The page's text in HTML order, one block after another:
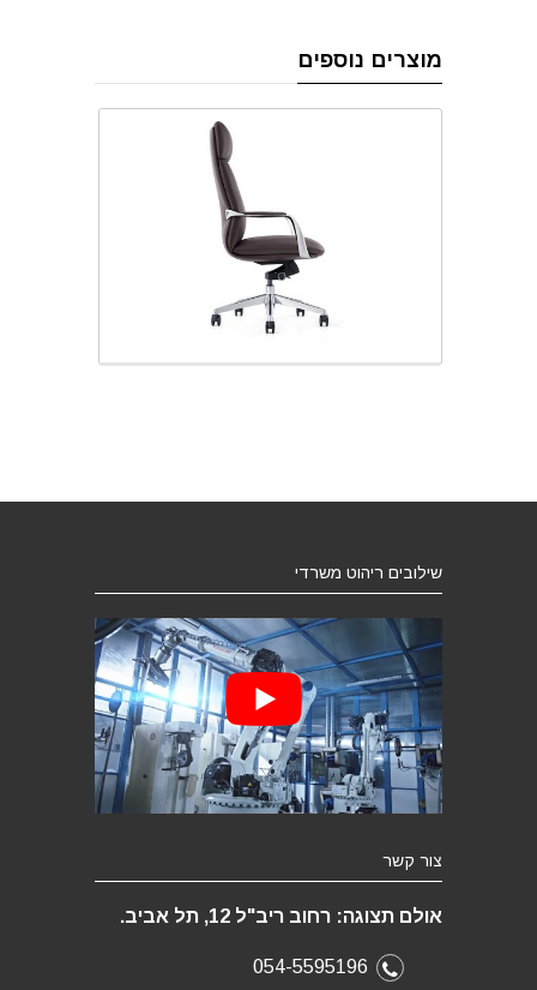
מוצרים נוספים
שילובים ריהוט משרדי
צור קשר
אולם תצוגה: רחוב ריב"ל 12, תל אביב.
054-5595196